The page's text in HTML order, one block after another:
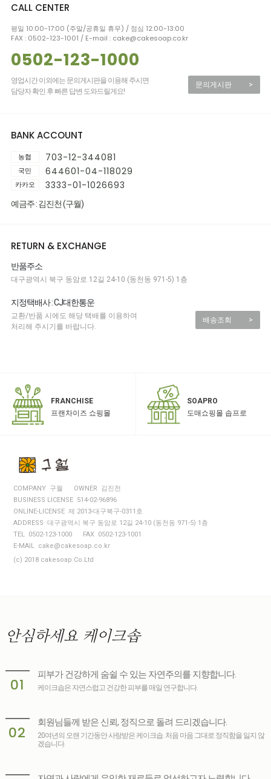
CALL CENTER
평일 10:00-17:00 (주말/공휴일 휴무) / 점심 12:00-13:00
FAX : 0502-123-1001 / E-mail : cake@cakesoap.co.kr
0502-123-1000
영업시간 이외에는 문의게시판을 이용해 주시면
담당자 확인 후 빠른 답변 도와드릴게요!
문의게시판 >
BANK ACCOUNT
농협 703-12-344081
국민 644601-04-118029
카카오 3333-01-1026693
예금주 : 김진천 (구월)
RETURN & EXCHANGE
반품주소
대구광역시 북구 동암로 12길 24-10 (동천동 971-5) 1층
지정택배사 : CJ대한통운
교환/반품 시에도 해당 택배를 이용하여
처리해 주시기를 바랍니다.
배송조회 >
FRANCHISE
프랜차이즈 쇼핑몰
SOAPRO
도매쇼핑몰 솝프로
COMPANY 구월
OWNER 김진천
BUSINESS LICENSE 514-02-96896
ONLINE-LICENSE 제 2013-대구북구-0311호
ADDRESS 대구광역시 북구 동암로 12길 24-10 (동천동 971-5) 1층
TEL 0502-123-1000
FAX 0502-123-1001
E-MAIL cake@cakesoap.co.kr
(c) 2018 cakesoap Co.Ltd
안심하세요 케이크솝
01
피부가 건강하게 숨쉴 수 있는 자연주의를 지향합니다.
케이크솝은 자연스럽고 건강한 피부를 매일 연구합니다.
02
회원님들께 받은 신뢰, 정직으로 돌려 드리겠습니다.
20여년의 오랜 기간동안 사랑받은 케이크솝. 처음 마음 그대로 정직함을 잃지 않
겠습니다.